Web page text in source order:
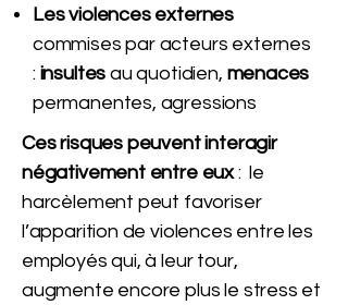
Les violences externes
commises par acteurs externes
: insultesau quotidien, menaces
permanentes, agressions
Ces risques peuvent interagir
négativement entre eux: le
harcèlement peut favoriser
l’apparition de violences entre les
employés qui, à leur tour,
augmente encore plus le stress et